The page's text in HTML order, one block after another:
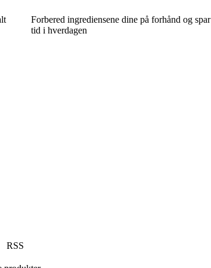
Forbered ingrediensene dine på forhånd og spar
tid i hverdagen
RSS